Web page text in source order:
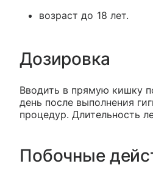
возраст до 18 лет.
Дозировка
Вводить в прямую кишку
день после выполнения
процедур. Длительность
Побочные